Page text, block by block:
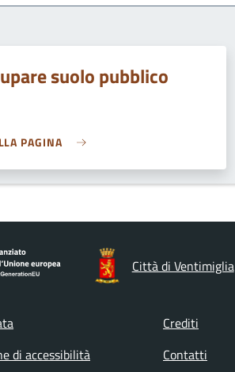
suolo pubblico
PAGINA
Città di Ventimiglia
menu Crediti
di accessibilità
Contatti